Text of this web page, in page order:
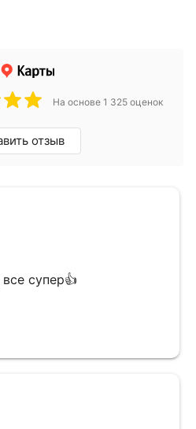
На основе 1 325 оценок
отзыв
супер👍